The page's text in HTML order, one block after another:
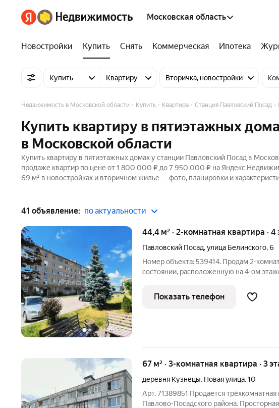
Московская область
Новостройки Купить Снять Коммерческая Ипотека
Купить Квартиру Вторичка, новостройки
Недвижимость в Московской области Купить Квартира Станция Павловский Посад
Купить квартиру в пятиэтажных
в Московской области
Купить квартиру в пятиэтажных домах у станции Павловский Посад в
продаже квартир по цене от 1 800 000 ₽ до 7 950 000 ₽ на Яндекс
69 м² в новостройках и вторичном жилье — фото, планировки и
41 объявление: по актуальности
+12
44,4 м² · 2-комнатная квартира ·
Павловский Посад,улица Белинского,6
Номер объекта: 539414. Продам 2-
состоянии, расположенную на 4-ом
застеклен, санузел совмещенный, есть
остается мебель.
Показать телефон
67 м² · 3-комнатная квартира · 3
деревня Кузнецы, Новая улица,10
Арт. 71389851 Продается
Павлово-Посадского района. Просторная